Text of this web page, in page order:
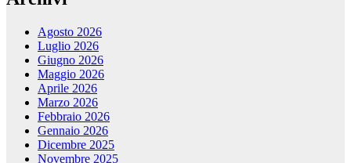
Agosto 2026
Luglio 2026
Giugno 2026
Maggio 2026
Aprile 2026
Marzo 2026
Febbraio 2026
Gennaio 2026
Dicembre 2025
Novembre 2025